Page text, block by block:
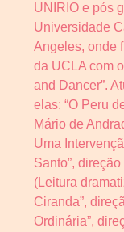
UNIRIO e pós
Universidade
Angeles, onde
da UCLA com
and Dancer”.
elas: “O Peru
Mário de
Uma
Santo”,
(Leitura
Ciranda”,
Ordinária”,